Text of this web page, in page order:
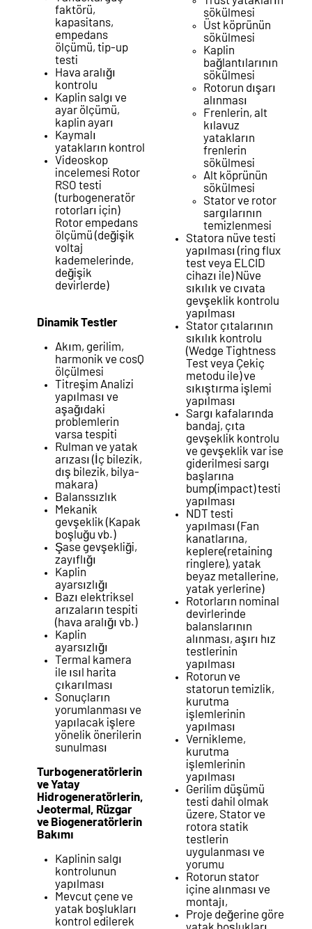
faktörü,
kapasitans,
empedans
ölçümü, tip-up
testi
Hava aralığı
kontrolu
Kaplin salgı ve
ayar ölçümü,
kaplin ayarı
Kaymalı
yatakların kontrol
Videoskop
incelemesi Rotor
RSO testi
(turbogeneratör
rotorları için)
Rotor empedans
ölçümü (değişik
voltaj
kademelerinde,
değişik
devirlerde)
Dinamik Testler
Akım, gerilim,
harmonik ve cosQ
ölçülmesi
Titreşim Analizi
yapılması ve
aşağıdaki
problemlerin
varsa tespiti
Rulman ve yatak
arızası (İç bilezik,
dış bilezik, bilya-
makara)
Balanssızlık
Mekanik
gevşeklik (Kapak
boşluğu vb.)
Şase gevşekliği,
zayıflığı
Kaplin
ayarsızlığı
Bazı elektriksel
arızaların tespiti
(hava aralığı vb.)
Kaplin
ayarsızlığı
Termal kamera
ile ısıl harita
çıkarılması
Sonuçların
yorumlanması ve
yapılacak işlere
yönelik önerilerin
sunulması
Turbogeneratörlerin
ve Yatay
Hidrogeneratörlerin,
Jeotermal, Rüzgar
ve Biogeneratörlerin
Bakımı
Kaplinin salgı
kontrolunun
yapılması
Mevcut çene ve
yatak boşlukları
kontrol edilerek
sökülmesi
Üst köprünün
sökülmesi
Kaplin
bağlantılarının
sökülmesi
Rotorun dışarı
alınması
Frenlerin, alt
kılavuz
yatakların
frenlerin
sökülmesi
Alt köprünün
sökülmesi
Stator ve rotor
sargılarının
temizlenmesi
Statora nüve testi
yapılması (ring flux
test veya ELCID
cihazı ile) Nüve
sıkılık ve cıvata
gevşeklik kontrolu
yapılması
Stator çıtalarının
sıkılık kontrolu
(Wedge Tightness
Test veya Çekiç
metodu ile) ve
sıkıştırma işlemi
yapılması
Sargı kafalarında
bandaj, çıta
gevşeklik kontrolu
ve gevşeklik var ise
giderilmesi sargı
başlarına
bump(impact) testi
yapılması
NDT testi
yapılması (Fan
kanatlarına,
keplere(retaining
ringlere), yatak
beyaz metallerine,
yatak yerlerine)
Rotorların nominal
devirlerinde
balanslarının
alınması, aşırı hız
testlerinin
yapılması
Rotorun ve
statorun temizlik,
kurutma
işlemlerinin
yapılması
Vernikleme,
kurutma
işlemlerinin
yapılması
Gerilim düşümü
testi dahil olmak
üzere, Stator ve
rotora statik
testlerin
uygulanması ve
yorumu
Rotorun stator
içine alınması ve
montajı,
Proje değerine göre